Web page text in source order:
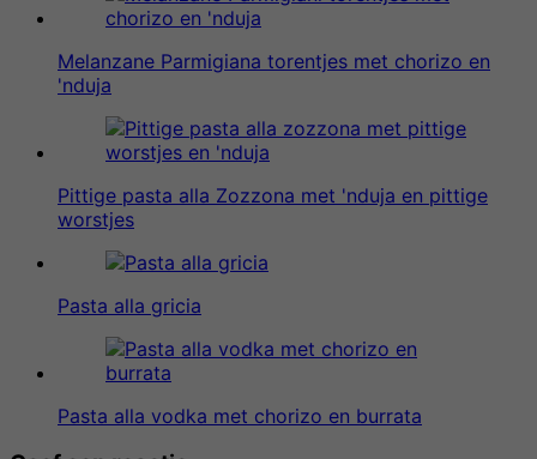
Melanzane Parmigiana torentjes met chorizo en
'nduja
Pittige pasta alla Zozzona met 'nduja en pittige
worstjes
Pasta alla gricia
Pasta alla vodka met chorizo en burrata